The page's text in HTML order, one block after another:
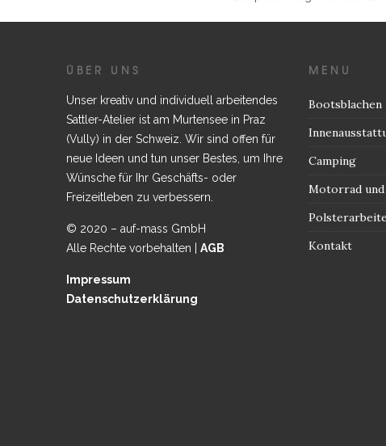
ÜBER UNS
Unser kreativ und individuell arbeitendes
Sattler-Atelier ist am Murtensee in Praz
(Vully) in der Schweiz. Wir sind offen für
neue Ideen und tun unser Bestes, um Ihre
Wünsche für Ihr Geschäfts- oder
Freizeitleben zu verbessern.
© 2020 – auf-mass GmbH
Alle Rechte vorbehalten | AGB
Impressum
Datenschutzerklärung
MENU
Bootsblachen
Camping
Motorrad
Kontakt